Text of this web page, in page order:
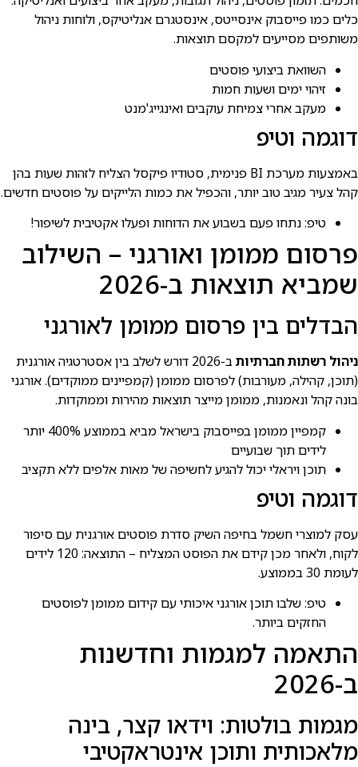
כלים כמו פייסבוק אינסייטס, אינסטגרם אנליטיקס, ולוחות ניהול
משותפים מסייעים למקסם תוצאות.
השוואת ביצועי פוסטים
זיהוי ימים ושעות חמות
מעקב אחרי צמיחת עוקבים ואינגייג'מנט
דוגמה וטיפ
באמצעות מערכת BI פנימית, סטודיו פיקסל הצליח לזהות שעות בהן
קהל צעיר מגיב טוב יותר, והכפיל את כמות הלייקים על פוסטים חדשים.
טיפ: נתחו פעם בשבוע את הדוחות ופעלו אקטיבית לשיפור!
פרסום ממומן ואורגני – השילוב
שמביא תוצאות ב-2026
הבדלים בין פרסום ממומן לאורגני
ניהול רשתות חברתיות
ב-2026 דורש לשלב בין אסטרטגיה אורגנית
(תוכן, קהילה, מעורבות) לפרסום ממומן (קמפיינים ממוקדים). אורגני
בונה קהל ונאמנות, ממומן מייצר תוצאות מהירות וממוקדות.
קמפיין ממומן בפייסבוק בישראל מביא בממוצע 400% יותר
לידים תוך שבועיים
תוכן ויראלי יכול להגיע לחשיפה של מאות אלפים ללא תקציב
דוגמה וטיפ
עסק למוצרי חשמל בחיפה השיק סדרת פוסטים אורגנית עם סיפור
לקוח, ולאחר מכן קידם את הפוסט המצליח – התוצאה: 120 לידים
לעומת 30 בממוצע.
טיפ: שלבו תוכן אורגני איכותי עם קידום ממומן לפוסטים
החזקים ביותר.
התאמה למגמות וחדשנות
ב-2026
מגמות בולטות: וידאו קצר, בינה
מלאכותית ותוכן אינטראקטיבי